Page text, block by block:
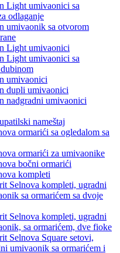
Light umivaonici sa
odlaganje
umivaonik sa otvorom
Light umivaonici
Light umivaonici sa
umivaonici
dupli umivaonici
nadgradni umivaonici
nameštaj
ormarići sa ogledalom sa
ormarići za umivaonike
bočni ormarići
kompleti
Selnova kompleti, ugradni
sa ormarićem sa dvoje
Selnova kompleti, ugradni
sa ormarićem, dve fioke
Selnova Square setovi,
umivaonik sa ormarićem i